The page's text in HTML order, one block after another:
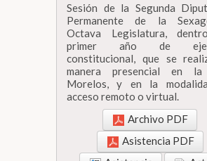
Sesión de la Segunda
Permanente de la
Octava Legislatura,
primer año de
constitucional, que se
manera presencial en la
Morelos, y en la
acceso remoto o virtual.
Archivo PDF
Asistencia PDF